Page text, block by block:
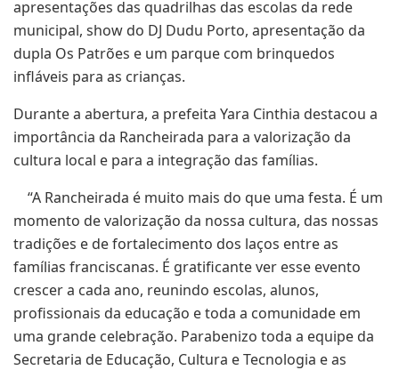
apresentações das quadrilhas das escolas da rede
municipal, show do DJ Dudu Porto, apresentação da
dupla Os Patrões e um parque com brinquedos
infláveis para as crianças.
Durante a abertura, a prefeita Yara Cinthia destacou a
importância da Rancheirada para a valorização da
cultura local e para a integração das famílias.
“A Rancheirada é muito mais do que uma festa. É um
momento de valorização da nossa cultura, das nossas
tradições e de fortalecimento dos laços entre as
famílias franciscanas. É gratificante ver esse evento
crescer a cada ano, reunindo escolas, alunos,
profissionais da educação e toda a comunidade em
uma grande celebração. Parabenizo toda a equipe da
Secretaria de Educação, Cultura e Tecnologia e as